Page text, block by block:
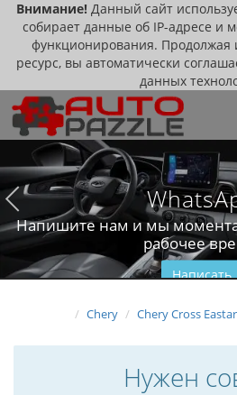
Внимание! Данный сайт
собирает данные об IP-адресе и
функционирования. Продолжая
ресурс, вы автоматически
данных
Напишите нам и мы
рабочее
Написать
Chery Chery Cross Eastar
Нужен